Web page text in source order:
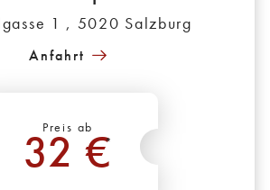
1 , 5020 Salzburg
Anfahrt
Preis ab
32 €
*